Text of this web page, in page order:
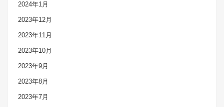
2024年1月
2023年12月
2023年11月
2023年10月
2023年9月
2023年8月
2023年7月